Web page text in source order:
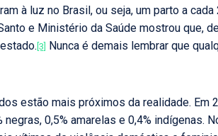
à luz no Brasil, ou seja, um parto a cada
e Ministério da Saúde mostrou que,
[3] Nunca é demais lembrar que
estão mais próximos da realidade. Em
0,5% amarelas e 0,4% indígenas.